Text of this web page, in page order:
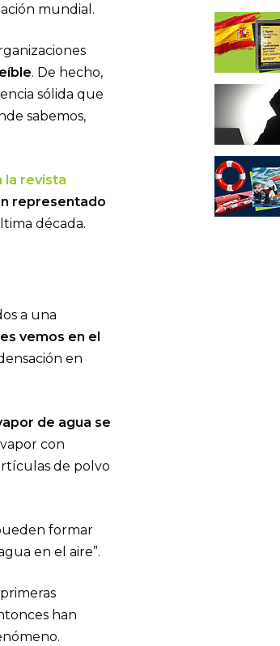
mundial.
. De hecho,
sólida que
sabemos,
la revista
representado
década.
a una
vemos en el
en
de agua se
con
de polvo
formar
en el aire”.
han